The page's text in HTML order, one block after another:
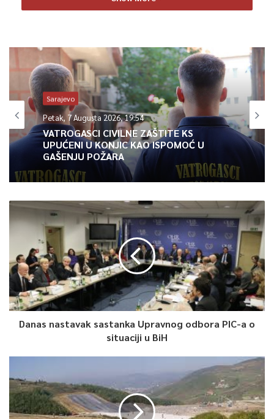
0
Article Rating
Sarajevo
Petak, 7 Augusta 2026, 19:54
VATROGASCI CIVILNE ZAŠTITE KS
UPUĆENI U KONJIC KAO ISPOMOĆ U
GAŠENJU POŽARA
Danas nastavak sastanka Upravnog odbora PIC-a o
situaciji u BiH